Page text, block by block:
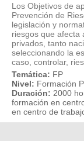
Los Objetivos de
Prevención de
legislación y
riesgos que afecta
privados, tanto
seleccionando la
caso, controlar,
Temática: FP
Nivel: Formación
Duración: 2000
formación en
en centro de